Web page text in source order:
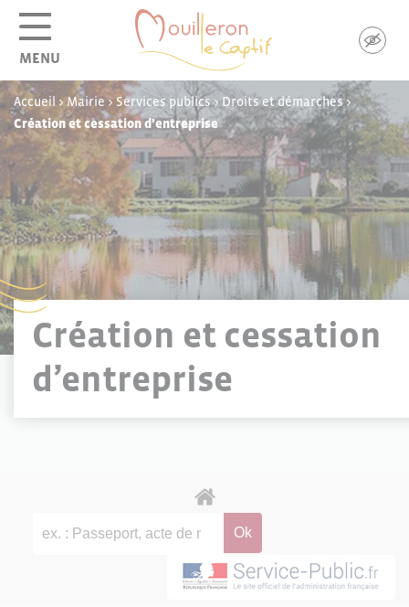
MENU
Accueil >Mairie> Services publics>Droits et démarches>
Création et cessation d’entreprise
Création et cessation
d’entreprise
Panneau de gestion des cookies